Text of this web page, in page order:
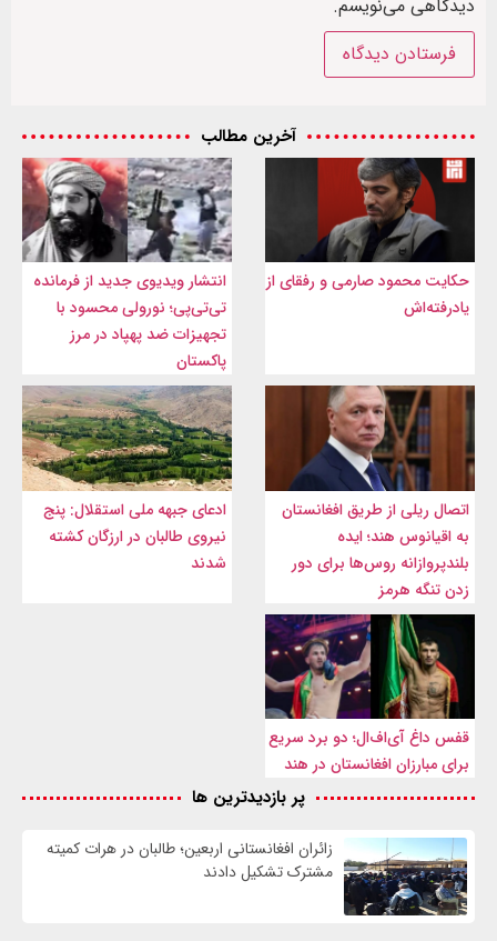
دیدگاهی می‌نویسم.
آخرین مطالب
حکایت محمود صارمی و رفقای از
یادرفته‌اش
انتشار ویدیوی جدید از فرمانده
تی‌تی‌پی؛ نورولی محسود با
تجهیزات ضد پهپاد در مرز
پاکستان
اتصال ریلی از طریق افغانستان
به اقیانوس هند؛ ایده
بلندپروازانه روس‌ها برای دور
زدن تنگه هرمز
ادعای جبهه ملی استقلال: پنج
نیروی طالبان در ارزگان کشته
شدند
قفس داغ آی‌اف‌ال؛ دو برد سریع
برای مبارزان افغانستان در هند
پر بازدیدترین ها
زائران افغانستانی اربعین؛ طالبان در هرات کمیته
مشترک تشکیل دادند